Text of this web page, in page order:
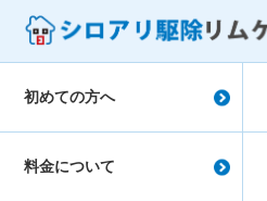
初めての方へ
料金について